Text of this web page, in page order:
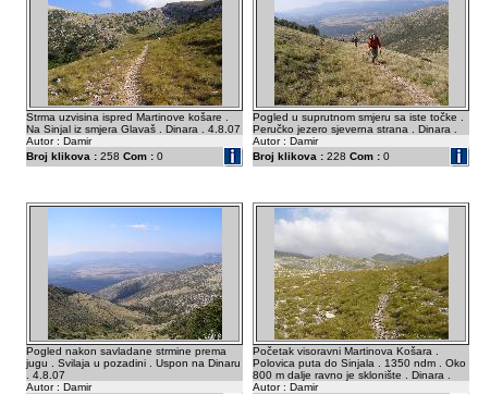
Strma uzvisina ispred Martinove košare .
Na Sinjal iz smjera Glavaš . Dinara . 4.8.07
Autor : Damir
Broj klikova : 258 Com : 0
Pogled u suprutnom smjeru sa iste točke .
Peručko jezero sjeverna strana . Dinara .
Autor : Damir
Broj klikova : 228 Com : 0
Pogled nakon savladane strmine prema
jugu . Svilaja u pozadini . Uspon na Dinaru
. 4.8.07
Autor : Damir
Početak visoravni Martinova Košara .
Polovica puta do Sinjala . 1350 ndm . Oko
800 m dalje ravno je sklonište . Dinara .
Autor : Damir